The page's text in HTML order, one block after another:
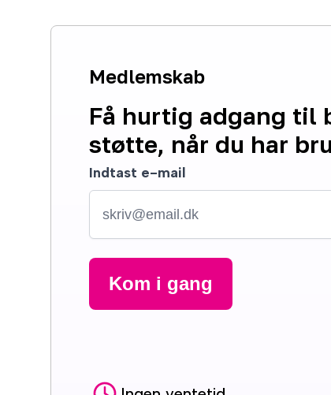
Medlemskab
Få hurtig adgang til
støtte, når du har
Indtast e-mail
Kom i gang